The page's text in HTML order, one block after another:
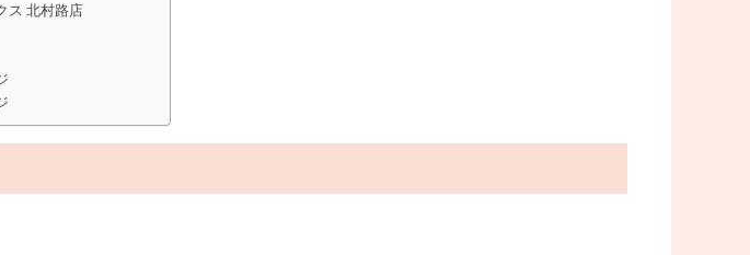
ス 北村路店